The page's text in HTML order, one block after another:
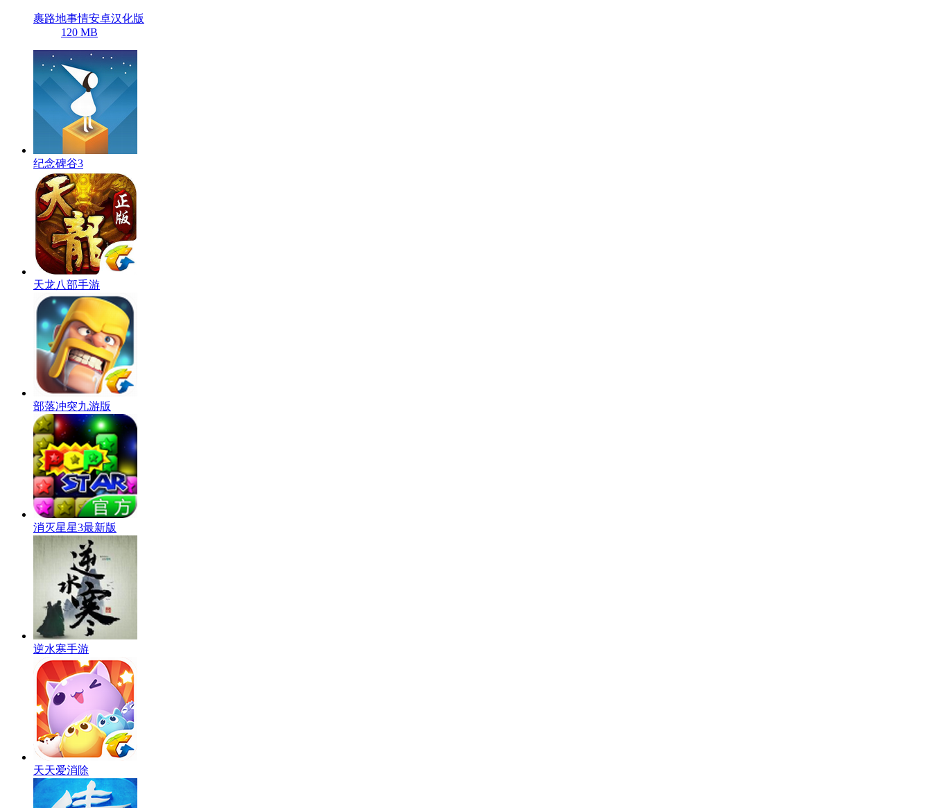
裹路地事情安卓汉化版
120 MB
纪念碑谷3
天龙八部手游
部落冲突九游版
消灭星星3最新版
逆水寒手游
天天爱消除